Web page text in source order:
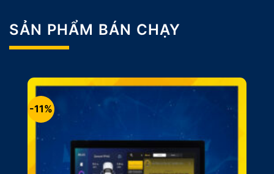
SẢN PHẨM BÁN CHẠY
-11%